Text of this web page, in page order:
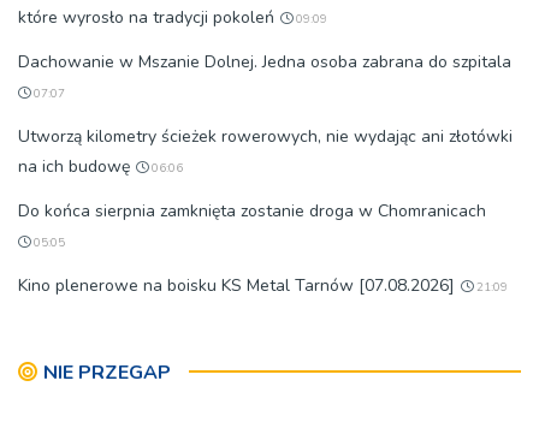
które wyrosło na tradycji pokoleń
09:09
Dachowanie w Mszanie Dolnej. Jedna osoba zabrana do szpitala
07:07
Utworzą kilometry ścieżek rowerowych, nie wydając ani złotówki
na ich budowę
06:06
Do końca sierpnia zamknięta zostanie droga w Chomranicach
05:05
Kino plenerowe na boisku KS Metal Tarnów [07.08.2026] 21:09
NIE PRZEGAP